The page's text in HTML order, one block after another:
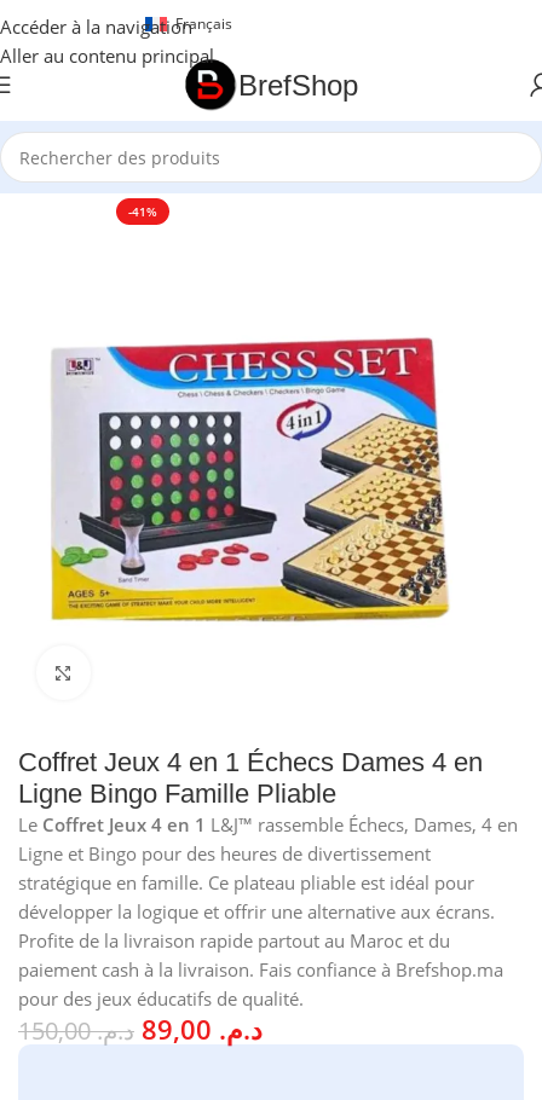
Accéder à la navigation
Aller au contenu principal
Français
BrefShop
Accueil/ Essentiel Enfant
-41%
Coffret Jeux 4 en 1 Échecs Dames 4 en
Ligne Bingo Famille Pliable
Le Coffret Jeux 4 en 1 L&J™ rassemble Échecs, Dames, 4 en
Ligne et Bingo pour des heures de divertissement
stratégique en famille. Ce plateau pliable est idéal pour
développer la logique et offrir une alternative aux écrans.
Profite de la livraison rapide partout au Maroc et du
paiement cash à la livraison. Fais confiance à Brefshop.ma
pour des jeux éducatifs de qualité.
د.م.150,00 د.م.